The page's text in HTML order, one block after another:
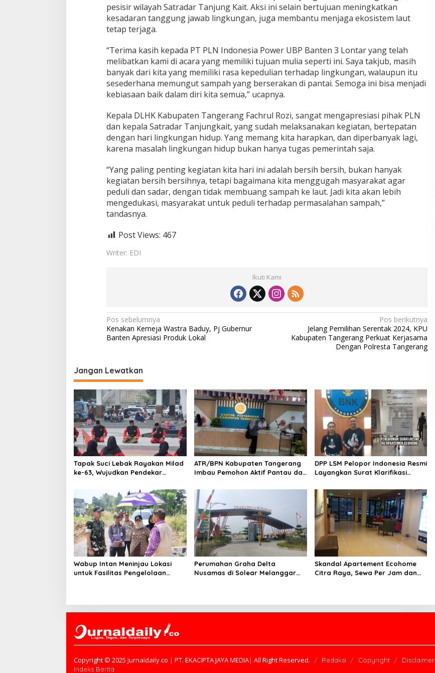
pesisir wilayah Satradar Tanjung Kait. Aksi ini selain bertujuan meningkatkan
kesadaran tanggung jawab lingkungan, juga membantu menjaga ekosistem laut
tetap terjaga.
“Terima kasih kepada PT PLN Indonesia Power UBP Banten 3 Lontar yang telah
melibatkan kami di acara yang memiliki tujuan mulia seperti ini. Saya takjub, masih
banyak dari kita yang memiliki rasa kepedulian terhadap lingkungan, walaupun itu
sesederhana memungut sampah yang berserakan di pantai. Semoga ini bisa menjadi
kebiasaan baik dalam diri kita semua,” ucapnya.
Kepala DLHK Kabupaten Tangerang Fachrul Rozi, sangat mengapresiasi pihak PLN
dan kepala Satradar Tanjungkait, yang sudah melaksanakan kegiatan, bertepatan
dengan hari lingkungan hidup. Yang memang kita harapkan, dan diperbanyak lagi,
karena masalah lingkungan hidup bukan hanya tugas pemerintah saja.
“Yang paling penting kegiatan kita hari ini adalah bersih bersih, bukan hanyak
kegiatan bersih bersihnya, tetapi bagaimana kita menggugah masyarakat agar
peduli dan sadar, dengan tidak membuang sampah ke laut. Jadi kita akan lebih
mengedukasi, masyarakat untuk peduli terhadap permasalahan sampah,”
tandasnya.
Post Views: 467
Writer: EDI
Ikuti Kami
N
a
i
g
a
s
i
p
o
s
Pos sebelumnya
Kenakan Kemeja Wastra Baduy, Pj Gubernur
Banten Apresiasi Produk Lokal
Pos berikutnya
Jelang Pemilihan Serentak 2024, KPU
Kabupaten Tangerang Perkuat Kerjasama
Dengan Polresta Tangerang
Jangan Lewatkan
Tapak Suci Lebak Rayakan Milad
ke-63, Wujudkan Pendekar
ATR/BPN Kabupaten Tangerang
Imbau Pemohon Aktif Pantau dan
DPP LSM Pelopor Indonesia Resmi
Layangkan Surat Klarifikasi
BNK
Wabup Intan Meninjau Lokasi
untuk Fasilitas Pengelolaan
Perumahan Graha Delta
Nusamas di Solear Melanggar
Skandal Apartement Ecohome
Citra Raya, Sewa Per Jam dan
Copyright © 2025 Jurnaldaily.co | PT. EKACIPTA JAYA MEDIA| All Right Reserved. Redaksi Copyright Disclaimer
Indeks Berita